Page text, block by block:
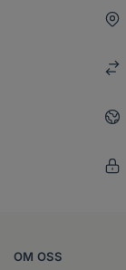
OM OSS